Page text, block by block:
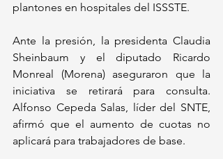
plantones en hospitales del ISSSTE.
Ante la presión, la presidenta Claudia
Sheinbaum y el diputado Ricardo
Monreal (Morena) aseguraron que la
iniciativa se retirará para consulta.
Alfonso Cepeda Salas, líder del SNTE,
afirmó que el aumento de cuotas no
aplicará para trabajadores de base.